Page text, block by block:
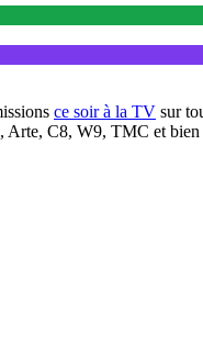
ce soir à la TV sur
Arte, C8, W9, TMC et bien